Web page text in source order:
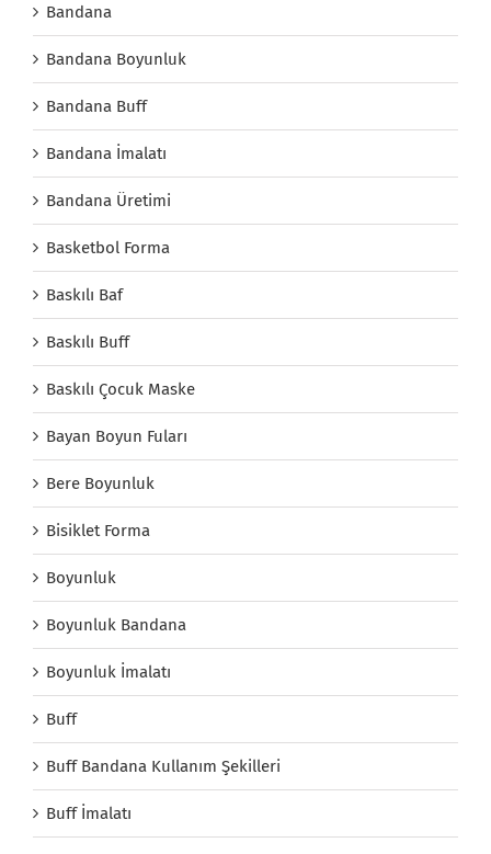
Bandana
Bandana Boyunluk
Bandana Buff
Bandana İmalatı
Bandana Üretimi
Basketbol Forma
Baskılı Baf
Baskılı Buff
Baskılı Çocuk Maske
Bayan Boyun Fuları
Bere Boyunluk
Bisiklet Forma
Boyunluk
Boyunluk Bandana
Boyunluk İmalatı
Buff
Buff Bandana Kullanım Şekilleri
Buff İmalatı